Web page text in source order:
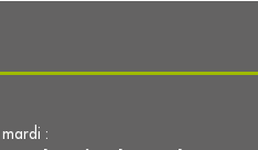
mardi :